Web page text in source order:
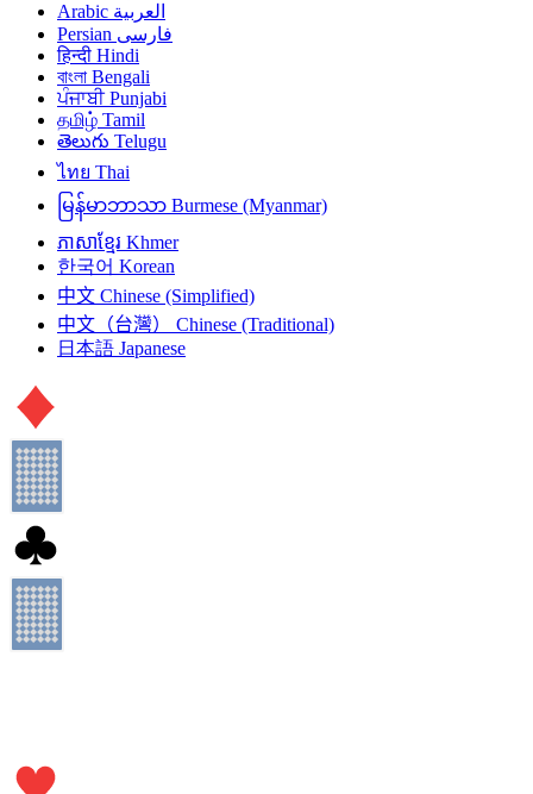
العربية Arabic
فارسی Persian
हिन्दी Hindi
বাংলা Bengali
ਪੰਜਾਬੀ Punjabi
தமிழ் Tamil
తెలుగు Telugu
ไทย Thai
မြန်မာဘာသာ Burmese (Myanmar)
ភាសាខ្មែរ Khmer
한국어 Korean
中文 Chinese (Simplified)
中文（台灣）
Chinese (Traditional)
日本語 Japanese